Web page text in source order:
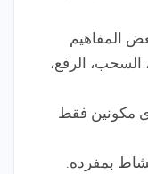
المفاهيم
السحب، الرفع،
مكونين فقط
بمفرده.